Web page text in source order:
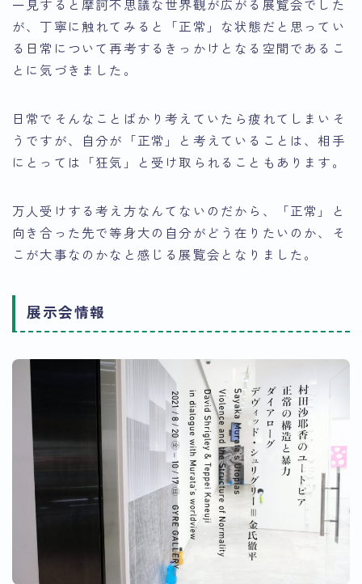
一見すると摩訶不思議な世界観が広がる展覧会でした
が、丁寧に触れてみると「正常」な状態だと思ってい
る日常について再考するきっかけとなる空間であるこ
とに気づきました。
日常でそんなことばかり考えていたら疲れてしまいそ
うですが、自分が「正常」と考えていることは、相手
にとっては「狂気」と受け取られることもあります。
万人受けする考え方なんてないのだから、「正常」と
向き合った先で等身大の自分がどう在りたいのか、そ
こが大事なのかなと感じる展覧会となりました。
展示会情報